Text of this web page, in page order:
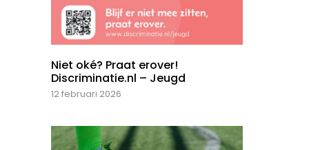
Niet oké? Praat erover!
Discriminatie.nl – Jeugd
12 februari 2026